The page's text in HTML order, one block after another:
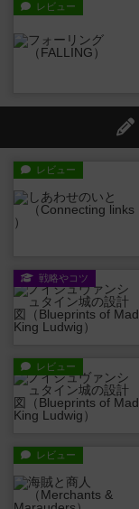
レビュー
レビュー
戦略やコツ
レビュー
レビュー